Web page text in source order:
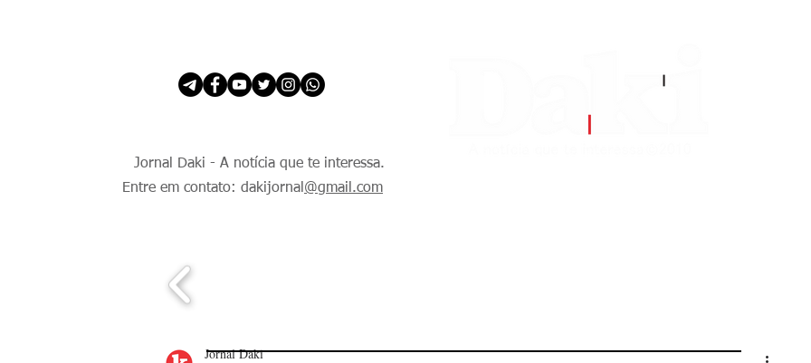
Jornal Daki - A notícia que te interessa.
Entre em contato: dakijornal @gmail.com
Jornal Daki